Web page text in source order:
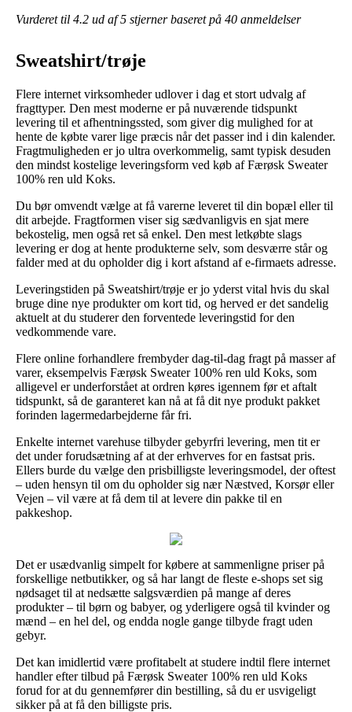
Vurderet til 4.2 ud af 5 stjerner baseret på 40 anmeldelser
Sweatshirt/trøje
Flere internet virksomheder udlover i dag et stort udvalg af
fragttyper. Den mest moderne er på nuværende tidspunkt
levering til et afhentningssted, som giver dig mulighed for at
hente de købte varer lige præcis når det passer ind i din kalender.
Fragtmuligheden er jo ultra overkommelig, samt typisk desuden
den mindst kostelige leveringsform ved køb af Færøsk Sweater
100% ren uld Koks.
Du bør omvendt vælge at få varerne leveret til din bopæl eller til
dit arbejde. Fragtformen viser sig sædvanligvis en sjat mere
bekostelig, men også ret så enkel. Den mest letkøbte slags
levering er dog at hente produkterne selv, som desværre står og
falder med at du opholder dig i kort afstand af e-firmaets adresse.
Leveringstiden på Sweatshirt/trøje er jo yderst vital hvis du skal
bruge dine nye produkter om kort tid, og herved er det sandelig
aktuelt at du studerer den forventede leveringstid for den
vedkommende vare.
Flere online forhandlere frembyder dag-til-dag fragt på masser af
varer, eksempelvis Færøsk Sweater 100% ren uld Koks, som
alligevel er underforstået at ordren køres igennem før et aftalt
tidspunkt, så de garanteret kan nå at få dit nye produkt pakket
forinden lagermedarbejderne får fri.
Enkelte internet varehuse tilbyder gebyrfri levering, men tit er
det under forudsætning af at der erhverves for en fastsat pris.
Ellers burde du vælge den prisbilligste leveringsmodel, der oftest
– uden hensyn til om du opholder sig nær Næstved, Korsør eller
Vejen – vil være at få dem til at levere din pakke til en
pakkeshop.
Det er usædvanlig simpelt for købere at sammenligne priser på
forskellige netbutikker, og så har langt de fleste e-shops set sig
nødsaget til at nedsætte salgsværdien på mange af deres
produkter – til børn og babyer, og yderligere også til kvinder og
mænd – en hel del, og endda nogle gange tilbyde fragt uden
gebyr.
Det kan imidlertid være profitabelt at studere indtil flere internet
handler efter tilbud på Færøsk Sweater 100% ren uld Koks
forud for at du gennemfører din bestilling, så du er usvigeligt
sikker på at få den billigste pris.